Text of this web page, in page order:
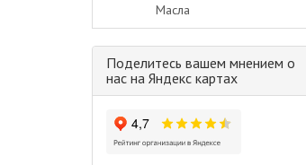
Масла
Поделитесь вашем мнением о
нас на Яндекс картах